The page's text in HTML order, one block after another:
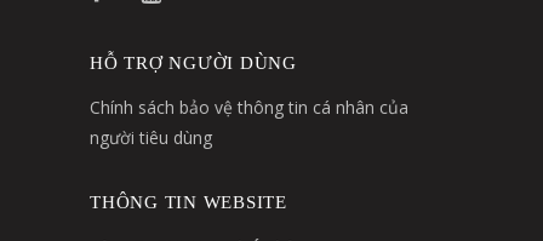
HỖ TRỢ NGƯỜI DÙNG
Chính sách bảo vệ thông tin cá nhân của
người tiêu dùng
THÔNG TIN WEBSITE